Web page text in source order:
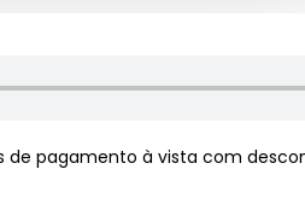
de pagamento à vista com